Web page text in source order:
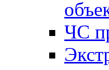
ЧС